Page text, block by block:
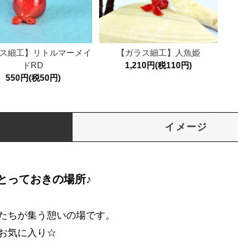
ス細工】リトルマーメイ
ドRD
550円(税50円)
【ガラス細工】人魚姫
1,210円(税110円)
イメージ
っておきの場所♪
ちが集う憩いの場です。
気に入り☆